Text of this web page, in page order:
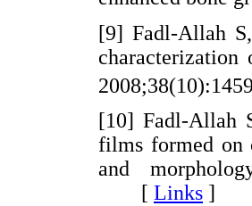
[9] Fadl-Allah
[10] Fadl-Allah
films formed on
and
[ Links ]